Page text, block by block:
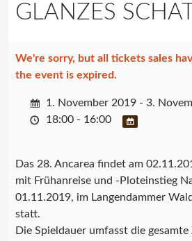
GLANZES
We're sorry, but all tickets sales
the event is expired.
1. November 2019 - 3.
18:00 - 16:00
Das 28. Ancarea findet am
mit Frühanreise und -Ploteinstieg
01.11.2019, im Langendammer
statt.
Die Spieldauer umfasst die